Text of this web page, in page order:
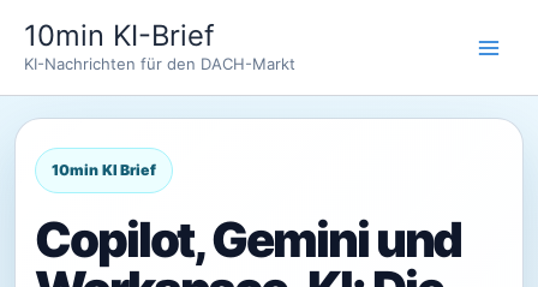
Inhalt
springen
10min KI-Brief
KI-Nachrichten für den DACH-Markt
Copilot, Gemini und